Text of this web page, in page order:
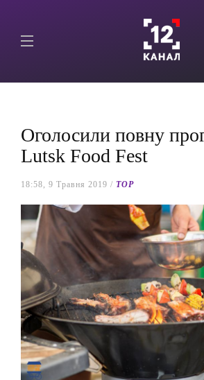
Оголосили повну
Lutsk Food Fest
18:58, 9 Травня 2019 / TOP